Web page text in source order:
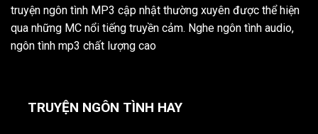
truyện ngôn tình MP3 cập nhật thường xuyên được thể hiện
qua những MC nổi tiếng truyền cảm. Nghe ngôn tình audio,
ngôn tình mp3 chất lượng cao
TRUYỆN NGÔN TÌNH HAY